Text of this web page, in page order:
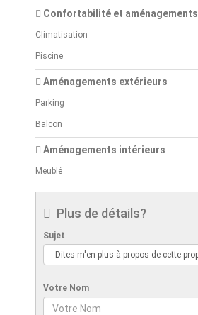
Confortabilité et aménagements
Climatisation
Piscine
Aménagements extérieurs
Parking
Balcon
Aménagements intérieurs
Meublé
Plus de détails?
Sujet
Votre Nom